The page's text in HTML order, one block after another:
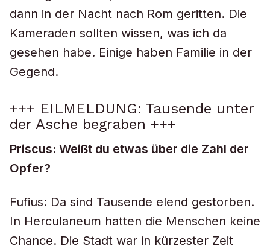
dann in der Nacht nach Rom geritten. Die
Kameraden sollten wissen, was ich da
gesehen habe. Einige haben Familie in der
Gegend.
+++ EILMELDUNG: Tausende unter
der Asche begraben +++
Priscus: Weißt du etwas über die Zahl der
Opfer?
Fufius: Da sind Tausende elend gestorben.
In Herculaneum hatten die Menschen keine
Chance. Die Stadt war in kürzester Zeit